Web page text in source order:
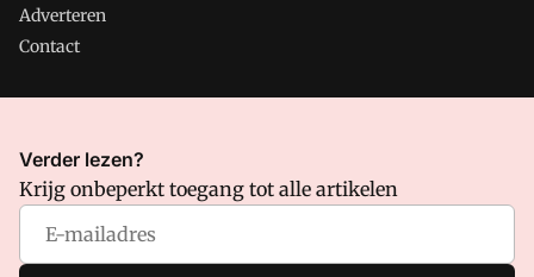
Adverteren
Contact
CMweb is onderdeel van VMN media. Lees in
waar VMN media voor staat. Op gebruik van deze site zijn de
volgende regelingen van toepassing:Algemene Voorwaarden
Privacy en Cookie beleid
Verder lezen?
Krijg onbeperkt toegang tot alle artikelen